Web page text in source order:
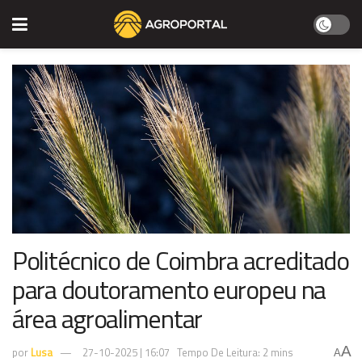
Politécnico de Coimbra acreditado
para doutoramento europeu na
área agroalimentar
por Lusa 27-10-2025 | 16:07 Tempo De Leitura: 2 mins AA